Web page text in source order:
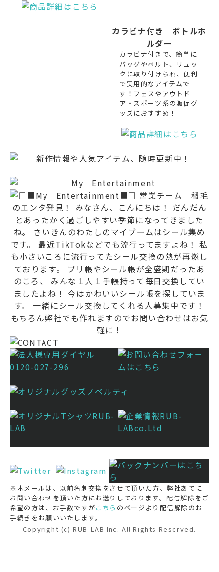
カラビナ付き ボトルホ
ルダー
カラビナ付きで、簡単に
バッグやベルト、リュッ
クに取り付けられ、便利
で実用的なアイテムで
す！フェスやアウトド
ア・スポーツ系の販促グ
ッズにおすすめ！
※本メールは、以前名刺交換をさせて頂いた方、弊社あてに
お問い合わせを頂いた方にお送りしております。配信解除をご
希望の方は、お手数ですがこちら のページより配信解除のお
手続きをお願いいたします。
Copyright (c) RUB-LAB Inc. All Rights Reserved.